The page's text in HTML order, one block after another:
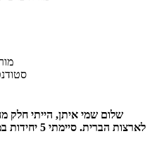
שלום שמי איתן, הייתי חלק
לארצות